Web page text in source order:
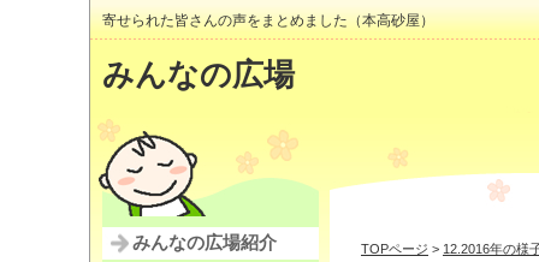
寄せられた皆さんの声をまとめました（本高砂屋）
みんなの広場
TOPページ > 12.2016年の様
みんなの広場紹介